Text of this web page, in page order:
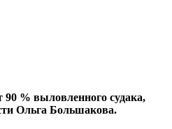
% выловленного судака,
Ольга Большакова.